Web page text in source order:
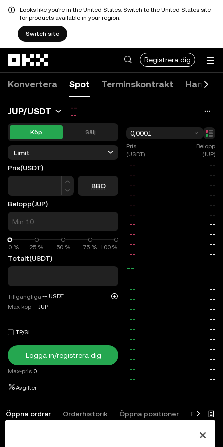
Looks like you're in the United States. Switch to the United States site
for products available in your region.
Switch site
Registrera dig
Konvertera Spot Terminskontrakt
JUP/USDT --
--
Köp Sälj
Limit
Pris(USDT)
Pris
BBO
Belopp(JUP)
0 % 25 % 50 % 75 % 100 %
0 %
Totalt(USDT)
Tillgängliga -- USDT
Max köp-- JUP
TP/SL
Logga in/registrera dig
Max-pris 0
Avgifter
0,0001
Pris
(USDT)
Belopp
(JUP)
--
--
Öppna ordrar Orderhistorik Öppna positioner